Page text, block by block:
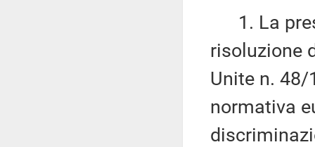
1. La
risoluzione
Unite n. 48/
normativa